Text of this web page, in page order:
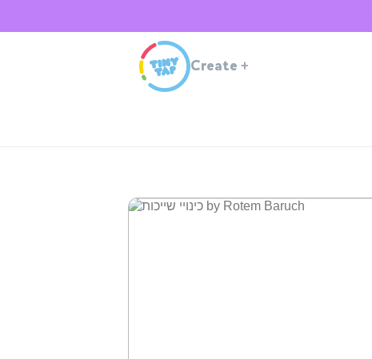
Create +